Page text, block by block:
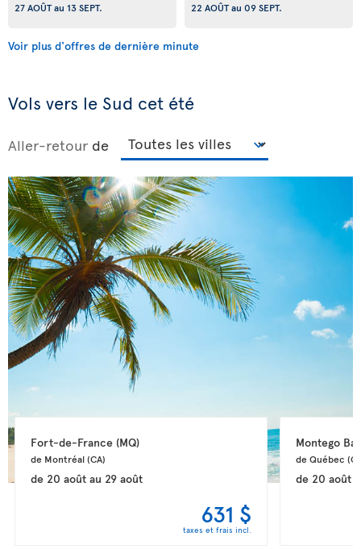
27 AOÛTau 13 SEPT.
22 AOÛTau 09 SEPT.
Voir plus d'offres de dernière minute
Vols vers le Sud cet été
Aller-retour de
Fort-de-France (MQ)
de Montréal (CA)
de 20 aoûtau 29 août
631 $
taxes et frais incl.
Montego
de Québec
de 20 août